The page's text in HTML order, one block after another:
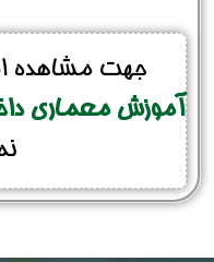
جهت مشاهده
آموزش معماری